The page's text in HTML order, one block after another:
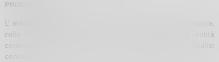
PRODUZIONE
L’
delle imprese lecchesi e sondriesi registra,
nella seconda metà del 2022, una contrazione di entità
contenuta su entrambi gli orizzonti temporali di analisi
considerati.